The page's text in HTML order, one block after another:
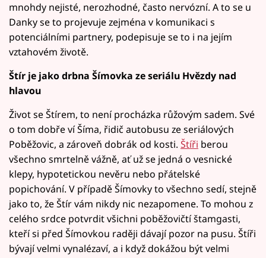
mnohdy nejisté, nerozhodné, často nervózní. A to se u
Danky se to projevuje zejména v komunikaci s
potenciálními partnery, podepisuje se to i na jejím
vztahovém životě.
Štír je jako drbna Šímovka ze seriálu Hvězdy nad
hlavou
Život se Štírem, to není procházka růžovým sadem. Své
o tom dobře ví Šíma, řidič autobusu ze seriálových
Poběžovic, a zároveň dobrák od kosti. Štíři berou
všechno smrtelně vážně, ať už se jedná o vesnické
klepy, hypotetickou nevěru nebo přátelské
popichování. V případě Šímovky to všechno sedí, stejně
jako to, že Štír vám nikdy nic nezapomene. To mohou z
celého srdce potvrdit všichni poběžovičtí štamgasti,
kteří si před Šímovkou raději dávají pozor na pusu. Štíři
bývají velmi vynalézaví, a i když dokážou být velmi